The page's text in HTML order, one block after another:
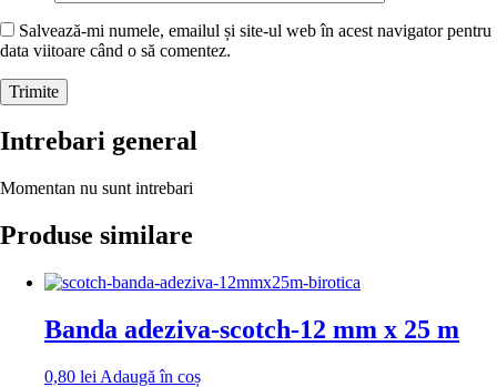
Salvează-mi numele, emailul și site-ul web în acest navigator pentru
data viitoare când o să comentez.
Intrebari general
Momentan nu sunt intrebari
Produse similare
Banda adeziva-scotch-12 mm x 25 m
0,80 lei Adaugă în coș